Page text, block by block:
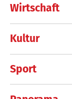
Wirtschaft
Kultur
Sport